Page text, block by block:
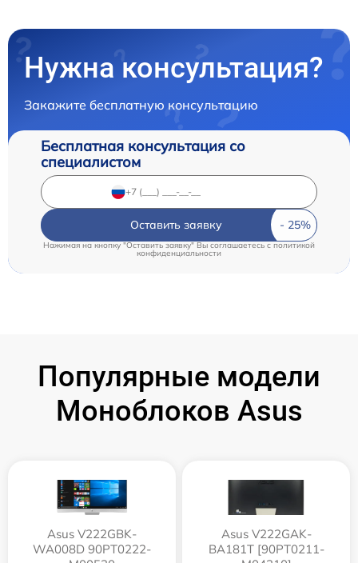
Нужна консультация?
Закажите бесплатную консультацию
Бесплатная консультация со
специалистом
Оставить заявку
Нажимая на кнопку "Оставить заявку" Вы соглашаетесь cполитикой
конфиденциальности
Популярные модели
Моноблоков Asus
Asus V222GBK-
WA008D 90PT0222-
Asus V222GAK-
BA181T [90PT0211-